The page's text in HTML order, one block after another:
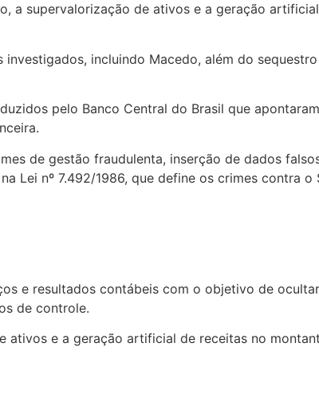
a supervalorização de ativos e a geração
incluindo Macedo, além do
pelo Banco Central do Brasil que
de gestão fraudulenta, inserção de dados
Lei nº 7.492/1986, que define os crimes contra o
e resultados contábeis com o objetivo de
de controle.
ativos e a geração artificial de receitas no